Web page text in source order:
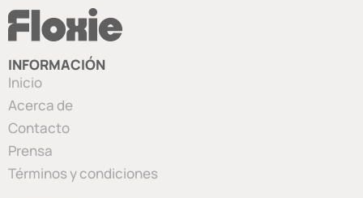
INFORMACIÓN
Inicio
Acerca de
Contacto
Prensa
Términos y condiciones